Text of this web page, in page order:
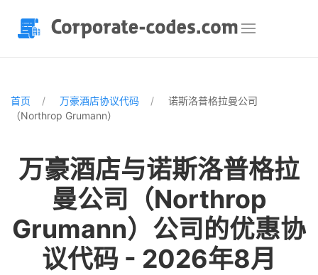
首页 万豪酒店协议代码
诺斯洛普格拉曼公司
（Northrop Grumann）
万豪酒店与诺斯洛普格拉
曼公司（Northrop
Grumann）公司的优惠协
议代码 - 2026年8月